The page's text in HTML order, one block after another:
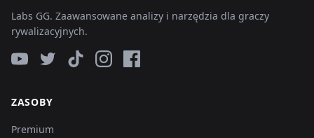
Labs GG. Zaawansowane analizy i narzędzia dla graczy
rywalizacyjnych.
ZASOBY
Premium